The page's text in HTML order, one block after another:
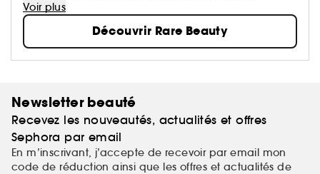
d'aujourd'hui. Les produits Rare Beauty prônent
l'expression de soi au quotidien. Légères et
respirantes, nos formules feel-good glissent sur la
peau pour offrir une couvrance modulable et
donner un coup de fraîcheur à votre visage, afin de
Voir plus
Découvrir Rare Beauty
Newsletter beauté
Recevez les nouveautés, actualités et offres
Sephora par email
En m’inscrivant, j’accepte de recevoir par email mon
code de réduction ainsi que les offres et actualités de